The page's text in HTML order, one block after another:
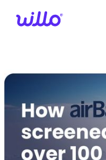
note:
an
system.